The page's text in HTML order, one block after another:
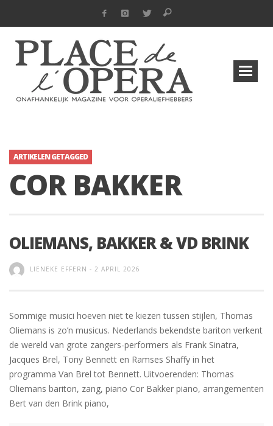
ARTIKELEN GETAGGED
COR BAKKER
OLIEMANS, BAKKER & VD BRINK
LIENEKE EFFERN - 2 APRIL 2026
Sommige musici hoeven niet te kiezen tussen stijlen, Thomas
Oliemans is zo’n musicus. Nederlands bekendste bariton verkent
de wereld van grote zangers-performers als Frank Sinatra,
Jacques Brel, Tony Bennett en Ramses Shaffy in het
programma Van Brel tot Bennett. Uitvoerenden: Thomas
Oliemans bariton, zang, piano Cor Bakker piano, arrangementen
Bert van den Brink piano,